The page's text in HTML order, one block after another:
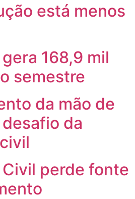
está menos
168,9 mil
semestre
da mão de
da
perde fonte